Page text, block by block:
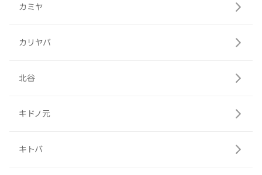
カミヤ
カリヤバ
北谷
キドノ元
キトバ